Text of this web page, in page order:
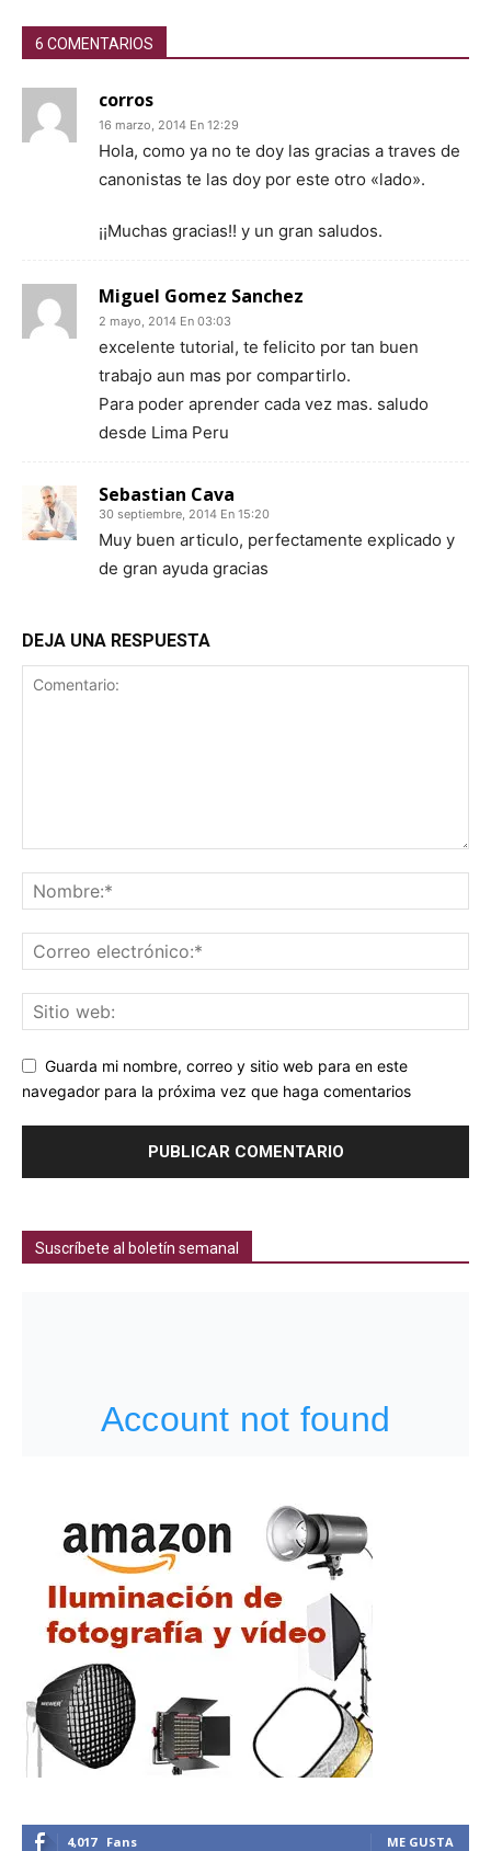
6 COMENTARIOS
corros
16 marzo, 2014 En 12:29
Hola, como ya no te doy las gracias a traves de
canonistas te las doy por este otro «lado».
¡¡Muchas gracias!! y un gran saludos.
Miguel Gomez Sanchez
2 mayo, 2014 En 03:03
excelente tutorial, te felicito por tan buen
trabajo aun mas por compartirlo.
Para poder aprender cada vez mas. saludo
desde Lima Peru
Sebastian Cava
30 septiembre, 2014 En 15:20
Muy buen articulo, perfectamente explicado y
de gran ayuda gracias
DEJA UNA RESPUESTA
Guarda mi nombre, correo y sitio web para en este
navegador para la próxima vez que haga comentarios
Suscríbete al boletín semanal
4,017 Fans ME GUSTA